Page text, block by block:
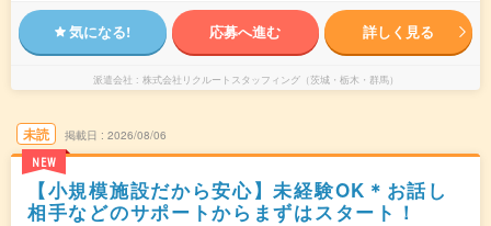
気になる! 応募へ進む 詳しく見る
派遣会社 株式会社リクルートスタッフィング（茨城・栃木・群馬）
未読
NEW
掲載日 2026/08/06
【小規模施設だから安心】未経験OK＊お話し
相手などのサポートからまずはスタート！